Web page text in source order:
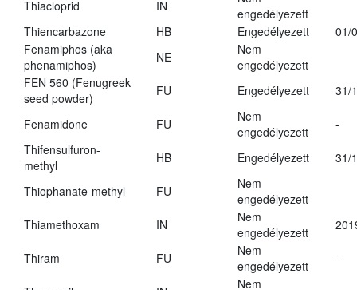
Thiacloprid
IN
engedélyezett
Thiencarbazone
HB Engedélyezett
01/
Fenamiphos (aka
phenamiphos)
NE
Nem
engedélyezett
FEN 560 (Fenugreek
seed powder)
FU Engedélyezett 31/
Fenamidone FU
Nem
engedélyezett
-
Thifensulfuron-
methyl
HB Engedélyezett 31/
Thiophanate-methyl FU
Nem
engedélyezett
Thiamethoxam
IN
Nem
engedélyezett
Thiram FU
Nem
engedélyezett
-
Nem